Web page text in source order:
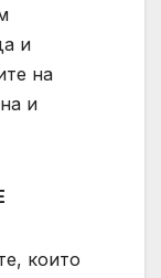
и
на
и
които